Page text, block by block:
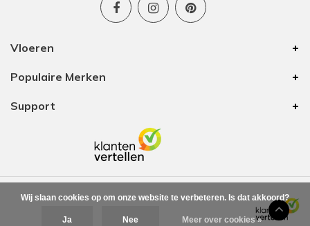
Vloeren
Populaire Merken
Support
Wij slaan cookies op om onze website te verbeteren. Is dat akkoord?
Ja Nee Meer over cookies »